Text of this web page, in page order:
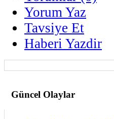
Yorum Yaz
Tavsiye Et
Haberi Yazdir
Güncel Olaylar